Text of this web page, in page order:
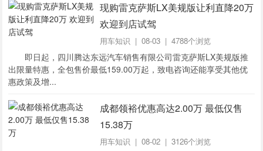
现购雷克萨斯LX美规版让利直降20万
欢迎到店试驾
用车知识 | 08-03 | 4788个浏览
即日起，四川腾达东远汽车销售有限公司雷克萨斯LX美规版推
出限量特惠，全包售价最低159.00万起，致电咨询还能享受其他优
惠政策及增...
成都领裕优惠高达2.00万 最低仅售
15.38万
用车知识 | 08-02 | 3126个浏览